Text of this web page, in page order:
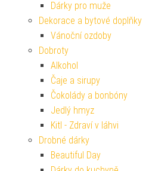
Dárky pro muže
Dekorace a bytové doplňky
Vánoční ozdoby
Dobroty
Alkohol
Čaje a sirupy
Čokolády a bonbóny
Jedlý hmyz
Kitl - Zdraví v láhvi
Drobné dárky
Beautiful Day